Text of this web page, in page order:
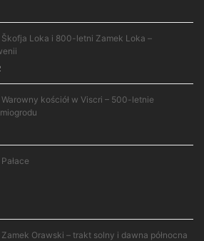
Loka i 800-letni Zamek Loka –
kościół w Viscri – 500-letnie
Orawski – trakt solny i dawna północna